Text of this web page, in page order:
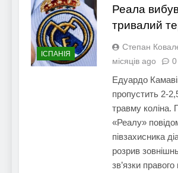
ІСПАНІЯ
Реала
тривалий
Степан
місяців ago
0
Едуардо
пропустить 2-
травму коліна.
«Реалу»
півзахисника
розрив
зв’язки